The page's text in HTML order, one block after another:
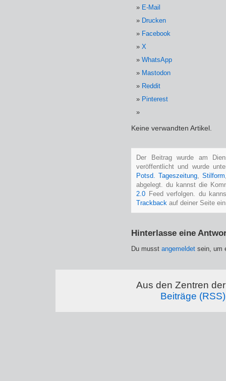
E-Mail
Drucken
Facebook
X
WhatsApp
Mastodon
Reddit
Pinterest
Keine verwandten Artikel.
Der Beitrag wurde am
veröffentlicht und wurde
Potsd. Tageszeitung, Stilform
abgelegt. du kannst die
2.0 Feed verfolgen. du
Trackback auf deiner Seite
Hinterlasse eine
Du musst angemeldet sein, um
Aus den Zentren
Beiträge (RSS)